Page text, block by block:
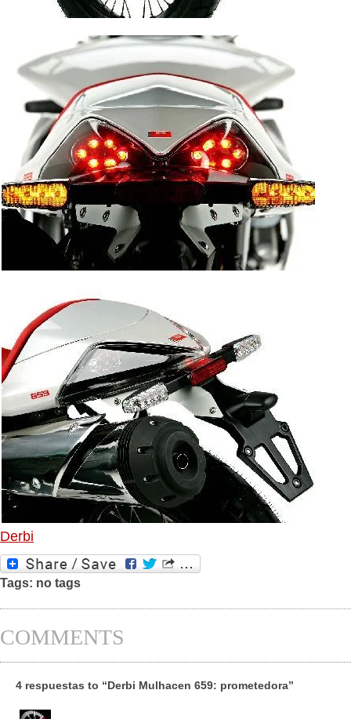
Derbi
Tags: no tags
COMMENTS
4 respuestas to “Derbi Mulhacen 659: prometedora”